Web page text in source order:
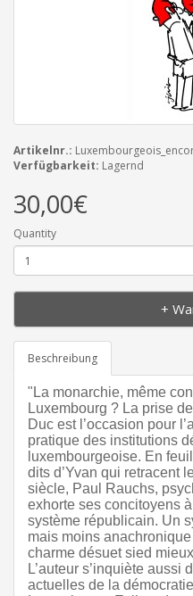
Artikelnr.:
Verfügbarkeit: Lagernd
30,00€
Quantity
+
Beschreibung
"La monarchie, même
Luxembourg ? La prise
Duc est l’occasion pour
pratique des institutions
luxembourgeoise. En
dits d’Yvan qui retracent
siècle, Paul Rauchs,
exhorte ses concitoyens
système républicain. Un
mais moins
charme désuet sied
L’auteur s’inquiète
actuelles de la